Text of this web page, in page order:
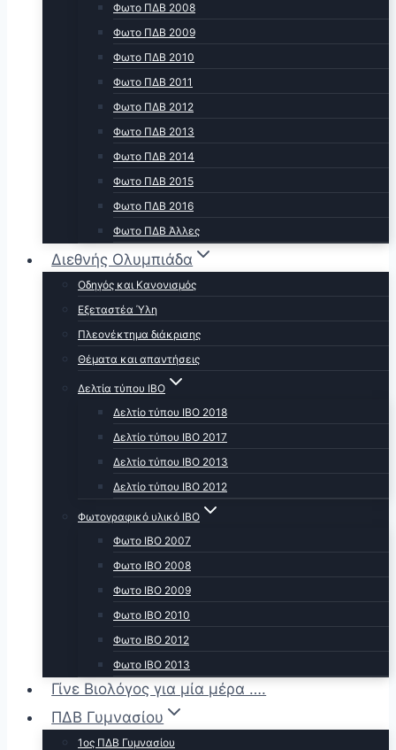
Φωτο ΠΔΒ 2008
Φωτο ΠΔΒ 2009
Φωτο ΠΔΒ 2010
Φωτο ΠΔΒ 2011
Φωτο ΠΔΒ 2012
Φωτο ΠΔΒ 2013
Φωτο ΠΔΒ 2014
Φωτο ΠΔΒ 2015
Φωτο ΠΔΒ 2016
Φωτο ΠΔΒ Άλλες
Διεθνής Ολυμπιάδα
Οδηγός και Κανονισμός
Εξεταστέα Ύλη
Πλεονέκτημα διάκρισης
Θέματα και απαντήσεις
Δελτία τύπου ΙΒΟ
Δελτίο τύπου ΙΒΟ 2018
Δελτίο τύπου ΙΒΟ 2017
Δελτίο τύπου ΙΒΟ 2013
Δελτίο τύπου ΙΒΟ 2012
Φωτογραφικό υλικό ΙΒΟ
Φωτο ΙΒΟ 2007
Φωτο IBO 2008
Φωτο ΙΒΟ 2009
Φωτο ΙΒΟ 2010
Φωτο ΙΒΟ 2012
Φωτο ΙΒΟ 2013
Γίνε Βιολόγος για μία μέρα ….
ΠΔΒ Γυμνασίου
1ος ΠΔΒ Γυμνασίου